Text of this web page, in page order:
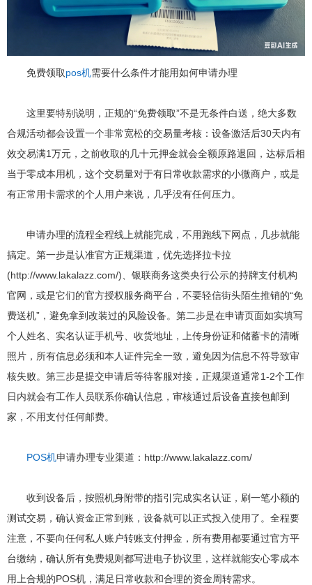
免费领取pos机需要什么条件才能用如何申请办理
这里要特别说明，正规的“免费领取”不是无条件白送，绝大多数
合规活动都会设置一个非常宽松的交易量考核：设备激活后30天内有
效交易满1万元，之前收取的几十元押金就会全额原路退回，达标后相
当于零成本用机，这个交易量对于有日常收款需求的小微商户，或是
有正常用卡需求的个人用户来说，几乎没有任何压力。
申请办理的流程全程线上就能完成，不用跑线下网点，几步就能
搞定。第一步是认准官方正规渠道，优先选择拉卡拉
(http://www.lakalazz.com/)、银联商务这类央行公示的持牌支付机构
官网，或是它们的官方授权服务商平台，不要轻信街头陌生推销的“免
费送机”，避免拿到改装过的风险设备。第二步是在申请页面如实填写
个人姓名、实名认证手机号、收货地址，上传身份证和储蓄卡的清晰
照片，所有信息必须和本人证件完全一致，避免因为信息不符导致审
核失败。第三步是提交申请后等待客服对接，正规渠道通常1-2个工作
日内就会有工作人员联系你确认信息，审核通过后设备直接包邮到
家，不用支付任何邮费。
POS机申请办理专业渠道：http://www.lakalazz.com/
收到设备后，按照机身附带的指引完成实名认证，刷一笔小额的
测试交易，确认资金正常到账，设备就可以正式投入使用了。全程要
注意，不要向任何私人账户转账支付押金，所有费用都要通过官方平
台缴纳，确认所有免费规则都写进电子协议里，这样就能安心零成本
用上合规的POS机，满足日常收款和合理的资金周转需求。